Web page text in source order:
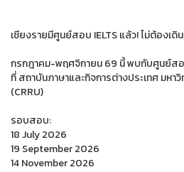
เชียงรายมีศูนย์สอบ IELTS แล้ว! ไม่ต้องเดิ
กรกฎาคม-พฤศจิกายน 69 นี้ พบกับศูนย์สอ
ที่ สถาบันภาษาและกิจการต่างประเทศ มหา
(CRRU)
รอบสอบ:​
18 July 2026​
19 September 2026​
14 November 2026​